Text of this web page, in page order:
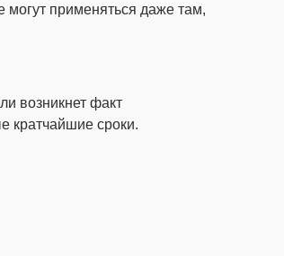
могут применяться даже там,
возникнет факт
кратчайшие сроки.